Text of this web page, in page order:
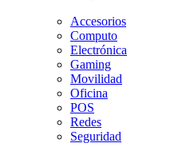
Accesorios
Computo
Electrónica
Gaming
Movilidad
Oficina
POS
Redes
Seguridad